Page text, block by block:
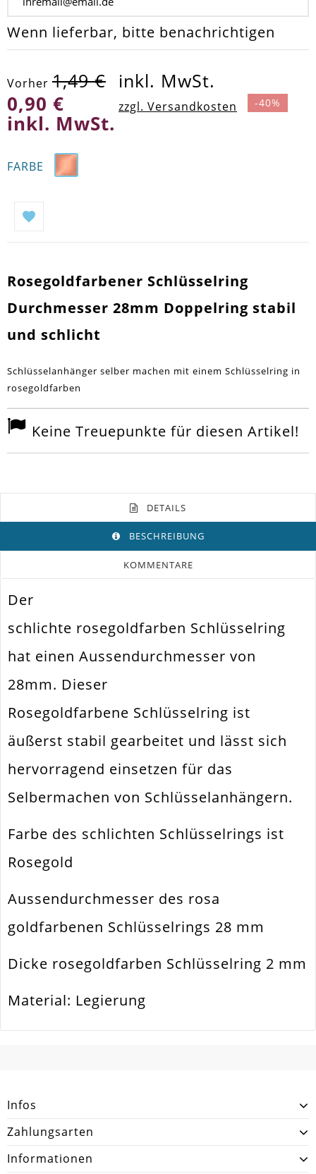
Wenn lieferbar, bitte benachrichtigen
Vorher 1,49 € inkl. MwSt.
0,90 €
inkl. MwSt.
zzgl. Versandkosten -40%
FARBE
Rosegoldfarbener Schlüsselring
Durchmesser 28mm Doppelring stabil
und schlicht
Schlüsselanhänger selber machen mit einem Schlüsselring in
rosegoldfarben
Keine Treuepunkte für diesen Artikel!
DETAILS
BESCHREIBUNG
KOMMENTARE
Farbe
Funktion Bindering. Spaltring
Spezifikation Schlüsselring
Verwendung
Durchmesser
Außen
Material Metall Legierung
Menge
Der
schlichte rosegoldfarben Schlüsselring
hat einen Aussendurchmesser von
28mm. Dieser
Rosegoldfarbene Schlüsselring ist
äußerst stabil gearbeitet und lässt sich
hervorragend einsetzen für das
Selbermachen von Schlüsselanhängern.
Farbe des schlichten Schlüsselrings ist
Rosegold
Aussendurchmesser des rosa
goldfarbenen Schlüsselrings 28 mm
Dicke rosegoldfarben Schlüsselring 2 mm
Material: Legierung
Infos
Zahlungsarten
Informationen